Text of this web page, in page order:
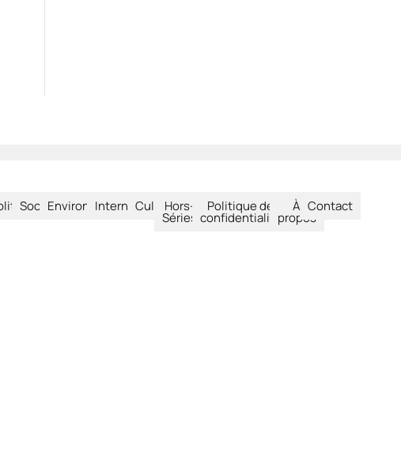
SociétéEnvironnementInternational
CultureHors-
Séries
Politique de
confidentialité
À
propos
Contact